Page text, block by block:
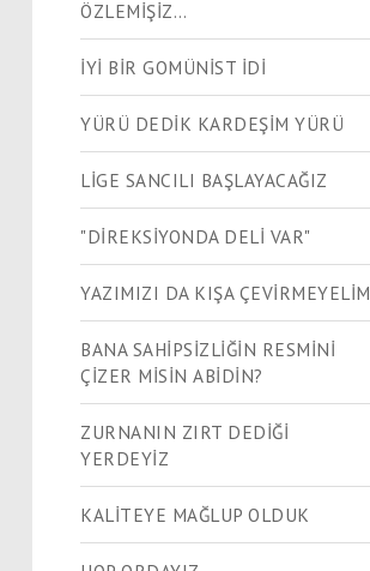
ÖZLEMİŞİZ…
İYİ BİR GOMÜNİST İDİ
YÜRÜ DEDİK KARDEŞİM YÜRÜ
LİGE SANCILI BAŞLAYACAĞIZ
"DİREKSİYONDA DELİ VAR"
YAZIMIZI DA KIŞA ÇEVİRMEYELİM
BANA SAHİPSİZLİĞİN RESMİNİ
ÇİZER MİSİN ABİDİN?
ZURNANIN ZIRT DEDİĞİ
YERDEYİZ
KALİTEYE MAĞLUP OLDUK